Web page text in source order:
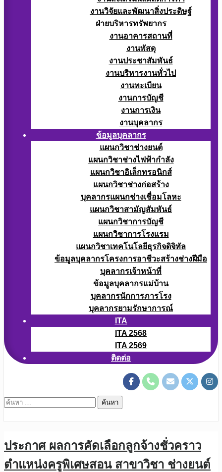
งานวิจัยและพัฒนาสิ่งประดิษฐ์
ฝ่ายบริหารทรัพยากร
งานอาคารสถานที่
งานพัสดุ
งานประชาสัมพันธ์
งานบริหารงานทั่วไป
งานทะเบียน
งานการบัญชี
งานการเงิน
งานบุคลากร
ข้อมูลบุคลากร
แผนกวิชาช่างยนต์
แผนกวิชาช่างไฟฟ้ากำลัง
แผนกวิชาอิเล็กทรอนิกส์
แผนกวิชาช่างก่อสร้าง
บุคลากรแผนกช่างเชื่อมโลหะ
แผนกวิชาสามัญสัมพันธ์
แผนกวิชาการบัญชี
แผนกวิชาการโรงแรม
แผนกวิชาเทคโนโลยีธุรกิจดิจิทัล
ข้อมูลบุคลากรโครงการอาชีวะสร้างช่างฝีมือ
บุคลากรเจ้าหน้าที่
ข้อมูลบุคลากรแม่บ้าน
บุคลากรนักการภารโรง
บุคลากรยามรักษาการณ์
ITA
ITA 2568
ITA 2569
ติดต่อ
ค้นหา
ประกาศ ผลการคัดเลือกลูกจ้างชั่วคราว
ตำแหน่งครูพิเศษสอน สาขาวิชา ช่างยนต์